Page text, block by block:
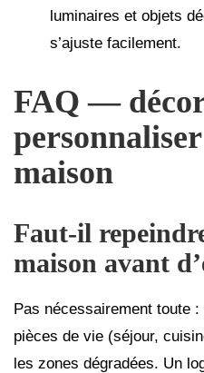
luminaires et objets
s’ajuste facilement.
FAQ —
maison
Faut-il
maison avant
Pas nécessairement toute
pièces de vie (séjour,
les zones dégradées. Un